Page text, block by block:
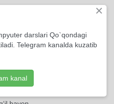
sevar yorisen?
muhabbat ayon,
mehmon,
×
darslari Qo`qondagi
Telegram kanalda kuzatib
kanal